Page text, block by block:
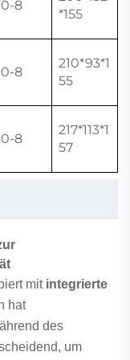
0-8
*155
0-8
210*93*1
55
0-8
217*113*1
57
mit integrierte
hat
des
um